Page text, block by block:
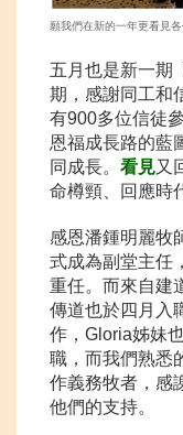
願我們在新的一年更看見
五月也是新一期
期，感謝同工和
有900多位信徒
恩福成長路的藍
同成長。 看見又
命樽頸、回應時
感恩潘鍾明麗牧
式成為副堂主任
重任。而來自建
傳道也於四月入
作，Gloria姊妹
職，而我們熟悉
作義務牧者，感
他們的支持。